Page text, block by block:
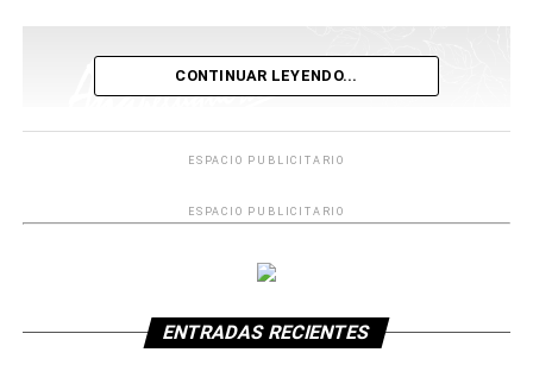
CONTINUAR LEYENDO...
ESPACIO PUBLICITARIO
ESPACIO PUBLICITARIO
ENTRADAS RECIENTES